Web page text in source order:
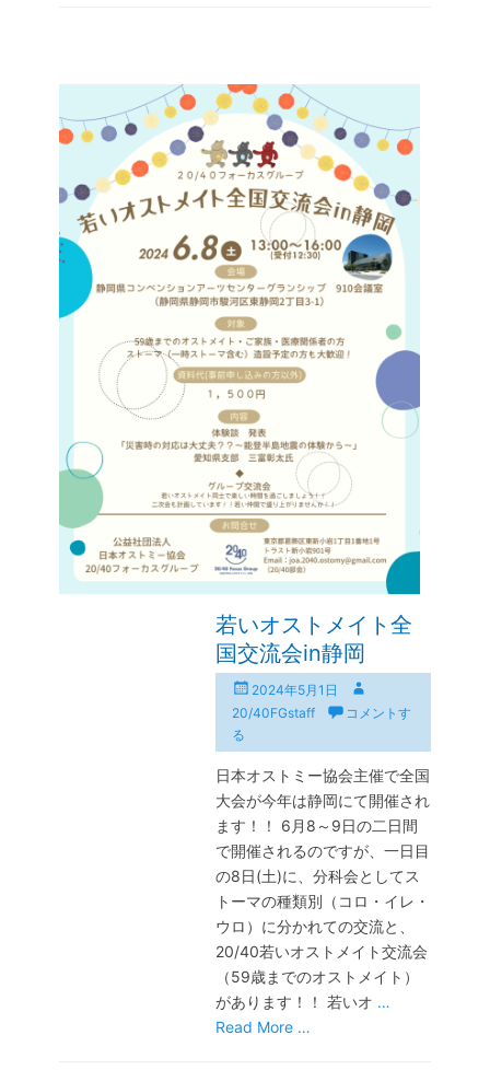
若いオストメイト全
国交流会in静岡
投
稿
日
2024年5月1日
投
稿
20/40FGstaff
コメントす
る
日本オストミー協会主催で全国
大会が今年は静岡にて開催され
ます！！ 6月8～9日の二日間
で開催されるのですが、一日目
の8日(土)に、分科会としてス
トーマの種類別（コロ・イレ・
ウロ）に分かれての交流と、
20/40若いオストメイト交流会
（59歳までのオストメイト）
があります！！ 若いオ …
Read More …